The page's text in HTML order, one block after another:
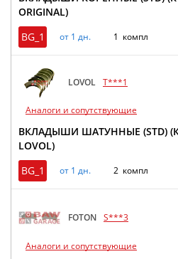
ORIGINAL)
BG_1
от 1 дн. 1 компл
LOVOL T***1
Аналоги и сопутствующие
ВКЛАДЫШИ ШАТУННЫЕ (STD)
LOVOL)
BG_1
от 1 дн. 2 компл
FOTON S***3
Аналоги и сопутствующие